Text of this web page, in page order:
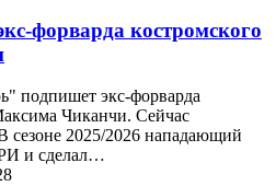
форварда костромского
подпишет экс-форварда
Чиканчи. Сейчас
2025/2026 нападающий
и сделал…